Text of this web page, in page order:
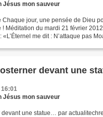
Jésus mon sauveur
jour, une pensée de Dieu
Méditation du mardi 21 février
«L’Éternel me dit : N’attaque pas
devant une
16:01
Jésus mon sauveur
devant une statue… par